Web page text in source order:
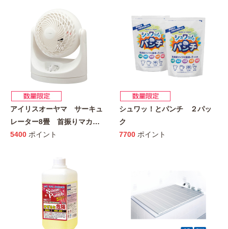
アイリスオーヤマ サーキュ
レーター8畳 首振りマカ…
5400 ポイント
シュワッ！とパンチ ２パッ
ク
7700 ポイント